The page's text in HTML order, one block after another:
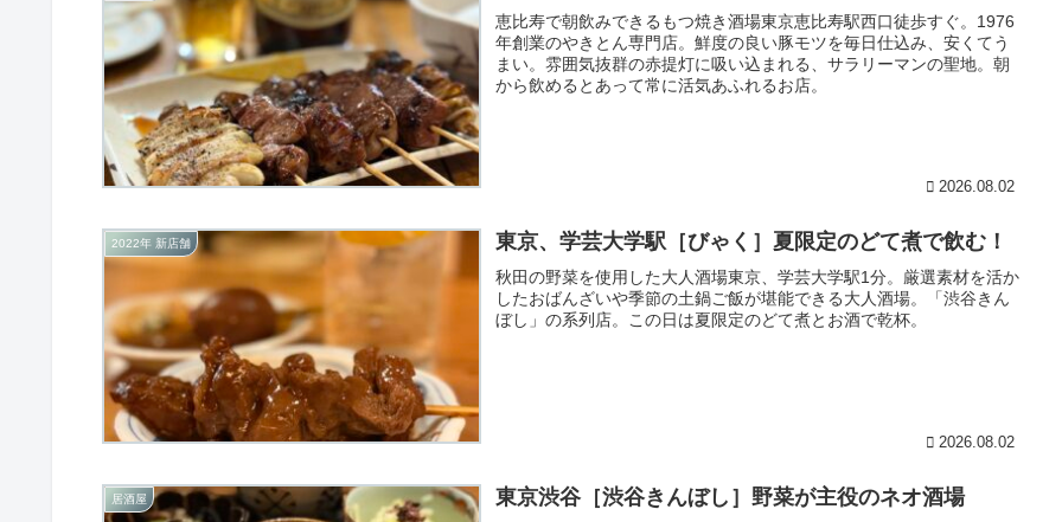
恵比寿で朝飲みできるもつ焼き酒場東京恵比寿駅西口徒歩すぐ。1976
年創業のやきとん専門店。鮮度の良い豚モツを毎日仕込み、安くてう
まい。雰囲気抜群の赤提灯に吸い込まれる、サラリーマンの聖地。朝
から飲めるとあって常に活気あふれるお店。
2026.08.02
2022年 新店舗 東京、学芸大学駅［びゃく］夏限定のどて煮で飲む！
秋田の野菜を使用した大人酒場東京、学芸大学駅1分。厳選素材を活か
したおばんざいや季節の土鍋ご飯が堪能できる大人酒場。「渋谷きん
ぼし」の系列店。この日は夏限定のどて煮とお酒で乾杯。
2026.08.02
居酒屋 東京渋谷［渋谷きんぼし］野菜が主役のネオ酒場